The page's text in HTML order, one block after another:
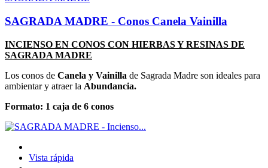
SAGRADA MADRE - Conos Canela Vainilla
INCIENSO EN CONOS CON HIERBAS Y RESINAS DE
SAGRADA MADRE
Los conos de Canela y Vainilla de Sagrada Madre son ideales para
ambientar y atraer la Abundancia.
Formato: 1 caja de 6 conos
Vista rápida